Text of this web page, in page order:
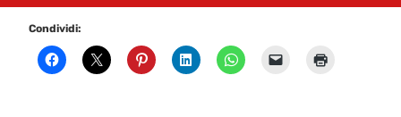
Condividi: